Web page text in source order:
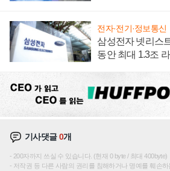
전자·전기·정보통신
삼성전자 넷리스
동안 최대 1.3조
기사댓글0개
200자까지 쓰실 수 있습니다. (현재 0 byte / 최대 400byte)
저작권 등 다른 사람의 권리를 침해하거나 명예를 훼손